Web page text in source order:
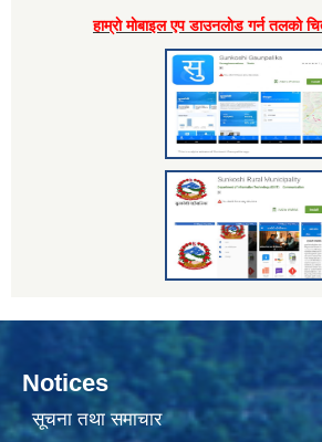
हाम्राे माेबाइल एप डाउनलाेड गर्न तलकाे
Notices
सूचना तथा समाचार